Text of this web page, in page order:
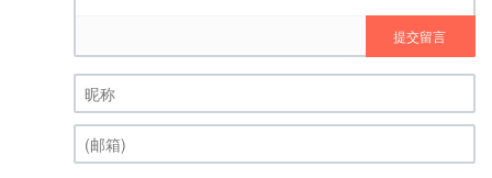
提交留言
昵称 (必填)